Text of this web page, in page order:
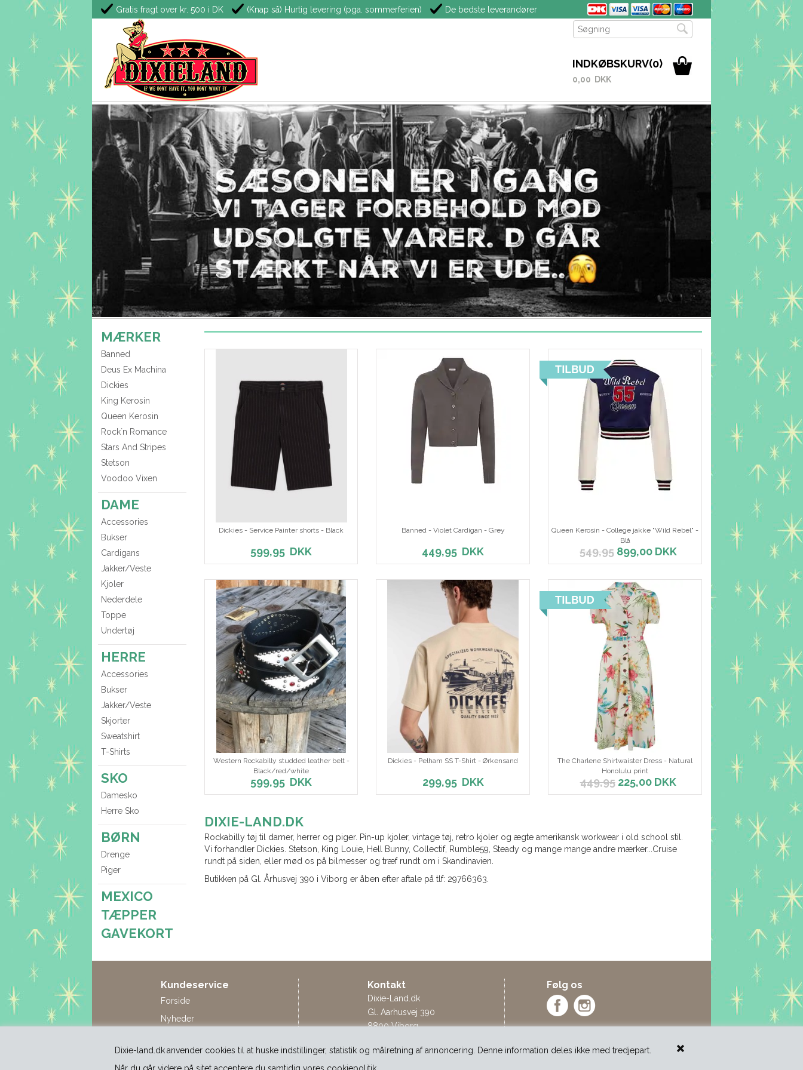
Dixie-land.dkanvender cookies til at huske indstillinger, statistik og målretning af annoncering. Denne information deles ikke med tredjepart.
Gratis fragt over kr. 500 i DK (Knap så) Hurtig levering (pga. sommerferien) De bedste leverandører
INDKØBSKURV(0)
0,00 DKK
MÆRKER
Banned
Deus Ex Machina
Dickies
King Kerosin
Queen Kerosin
Rock´n Romance
Stars And Stripes
Stetson
Voodoo Vixen
DAME
Accessories
Bukser
Cardigans
Jakker/Veste
Kjoler
Nederdele
Toppe
Undertøj
HERRE
Accessories
Bukser
Jakker/Veste
Skjorter
Sweatshirt
T-Shirts
SKO
Damesko
Herre Sko
BØRN
Drenge
Piger
MEXICO
TÆPPER
GAVEKORT
Dickies - Service Painter shorts - Black
599,95 DKK
Banned - Violet Cardigan - Grey
449,95 DKK
Queen Kerosin - College jakke "Wild Rebel" -
Blå
549,95899,00 DKK
Western Rockabilly studded leather belt -
Black/red/white
599,95 DKK
Dickies - Pelham SS T-Shirt - Ørkensand
299,95DKK
The Charlene Shirtwaister Dress - Natural
Honolulu print
449,95225,00 DKK
DIXIE-LAND.DK
Rockabilly tøj til damer, herrer og piger. Pin-up kjoler, vintage tøj, retro kjoler og ægte amerikansk workwear i old school stil.
Vi forhandler Dickies. Stetson, King Louie, Hell Bunny, Collectif, Rumble59, Steady og mange mange andre mærker...Cruise
rundt på siden, eller mød os på bilmesser og træf rundt om i Skandinavien.
Butikken på Gl. Århusvej 390 i Viborg er åben efter aftale på tlf: 29766363.
Kundeservice
Forside
Nyheder
Profil
Kontakt
Dixie-Land.dk
Gl. Aarhusvej 390
8800 Viborg
info@dixie-land.dk
CVR: 28625715
Følg os